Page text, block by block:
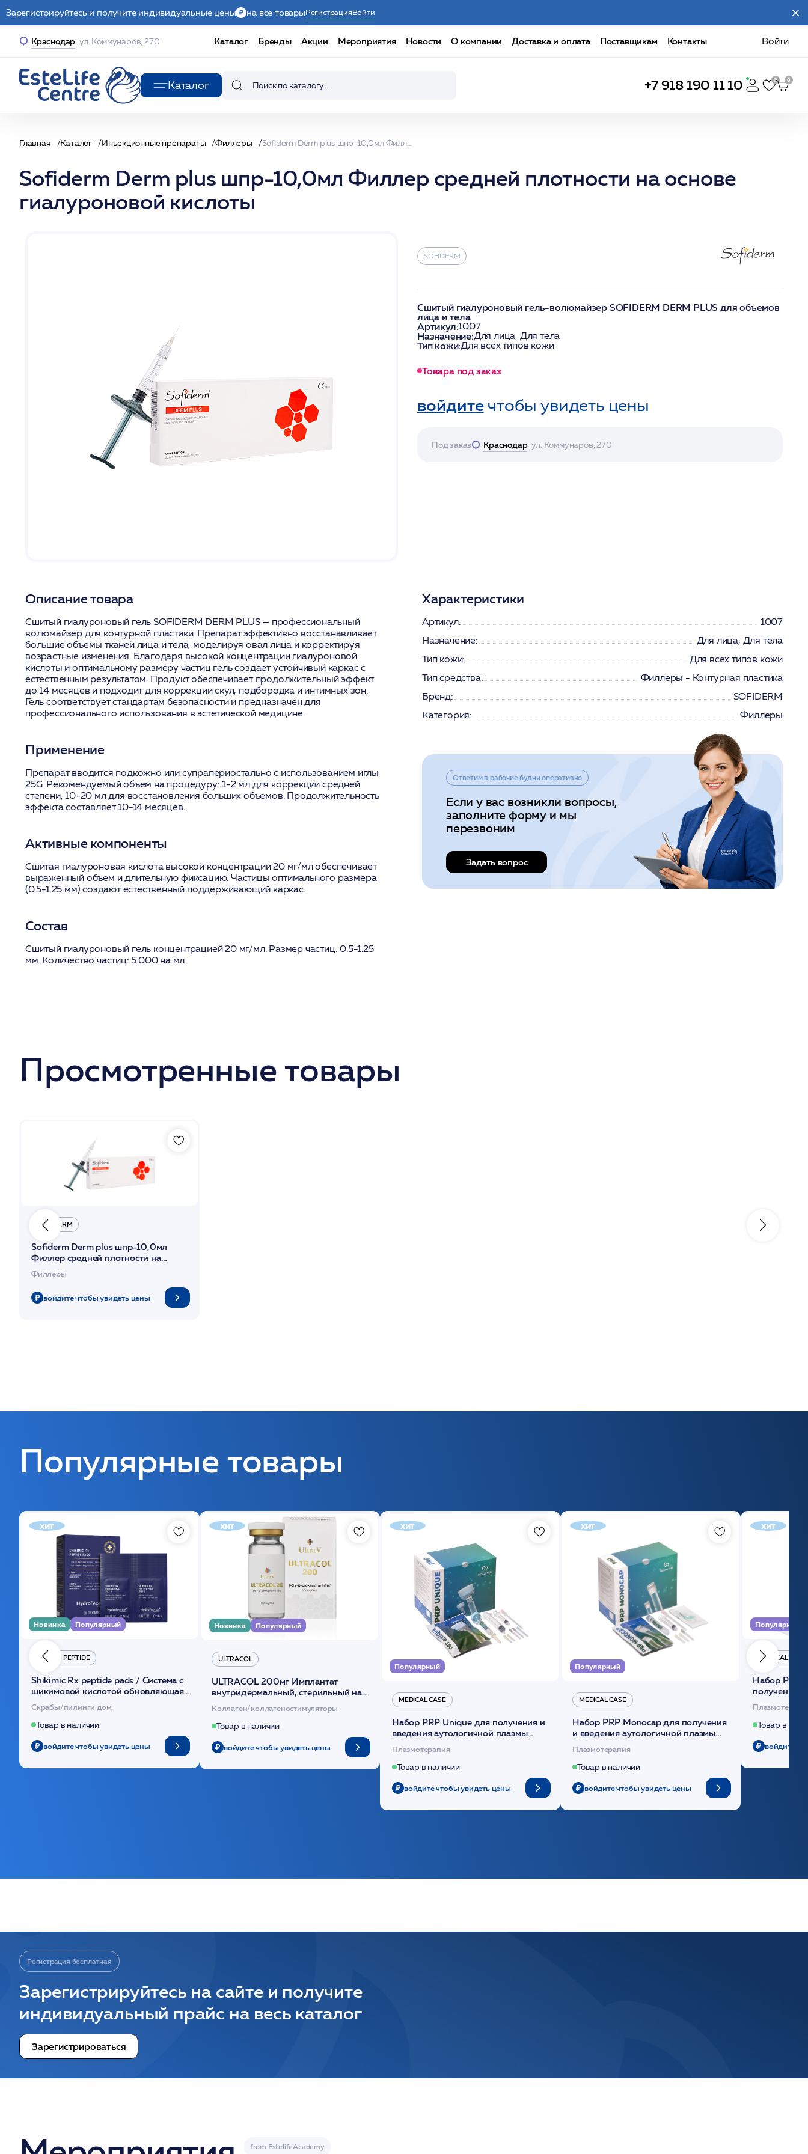
Зарегистрируйтесь и получите индивидуальные цены на все товарыРегистрацияВойти
Краснодар ул. Коммунаров, 270 Каталог Бренды Акции Мероприятия Новости О компании Доставка и оплата Поставщикам Контакты Войти
Каталог +7 918 190 11 10
Главная Каталог Инъекционные препараты Филлеры Sofiderm Derm plus шпр-10,0мл Филлер средней плотности на основе гиалуроновой кислоты
Sofiderm Derm plus шпр-10,0мл Филлер средней плотности на основе
гиалуроновой кислоты
SOFIDERM
Сшитый гиалуроновый гель-волюмайзер SOFIDERM DERM PLUS для объемов
лица и тела
Артикул:1007
Назначение:Для лица, Для тела
Тип кожи:Для всех типов кожи
Товара под заказ
войдитечтобы увидеть цены
Под заказ Краснодар ул. Коммунаров, 270
Описание товара
Сшитый гиалуроновый гель SOFIDERM DERM PLUS — профессиональный
волюмайзер для контурной пластики. Препарат эффективно восстанавливает
большие объемы тканей лица и тела, моделируя овал лица и корректируя
возрастные изменения. Благодаря высокой концентрации гиалуроновой
кислоты и оптимальному размеру частиц гель создает устойчивый каркас с
естественным результатом. Продукт обеспечивает продолжительный эффект
до 14 месяцев и подходит для коррекции скул, подбородка и интимных зон.
Гель соответствует стандартам безопасности и предназначен для
профессионального использования в эстетической медицине.
Применение
Препарат вводится подкожно или супрапериостально с использованием иглы
25G. Рекомендуемый объем на процедуру: 1-2 мл для коррекции средней
степени, 10-20 мл для восстановления больших объемов. Продолжительность
эффекта составляет 10-14 месяцев.
Активные компоненты
Сшитая гиалуроновая кислота высокой концентрации 20 мг/мл обеспечивает
выраженный объем и длительную фиксацию. Частицы оптимального размера
(0.5-1.25 мм) создают естественный поддерживающий каркас.
Состав
Сшитый гиалуроновый гель концентрацией 20 мг/мл. Размер частиц: 0.5-1.25
мм. Количество частиц: 5.000 на мл.
Характеристики
Артикул:
1007
Назначение:
Для лица, Для тела
Тип кожи:
Для всех типов кожи
Тип средства:
Филлеры - Контурная пластика
Бренд:
SOFIDERM
Категория:
Филлеры
Ответим в рабочие будни оперативно
Если у вас возникли вопросы,
заполните форму и мы
перезвоним
Задать вопрос
Просмотренные товары
SOFIDERM
Sofiderm Derm plus шпр-10,0мл
Филлер средней плотности на
основе гиалуроновой кислоты
Филлеры
войдите чтобы увидеть цены
Популярные товары
хит
Новинка Популярный
HYDRO PEPTIDE
Shikimic Rx peptide pads / Cистема с
шикимовой кислотой обновляющая
(30шт) /HP
Скрабы/пилинги дом.
Товар в наличии
войдите чтобы увидеть цены
хит
Новинка Популярный
ULTRACOL
ULTRACOL 200мг Имплантат
внутридермальный, стерильный на
основе полидиоксанона /ULTRACOL
Коллаген/коллагеностимуляторы
Товар в наличии
войдите чтобы увидеть цены
хит
Популярный
MEDICAL CASE
Набор PRP Unique для получения и
введения аутологичной плазмы
(саше 1шт)/Medical Case
Плазмотерапия
Товар в наличии
войдите чтобы увидеть цены
хит
Популярный
MEDICAL CASE
Набор PRP Monocap для получения
и введения аутологичной плазмы
(саше 1шт)/Medical Case
Плазмотерапия
Товар в наличии
войдите чтобы увидеть цены
хит
Популярный
MEDICAL CASE
Набор Plasmoactive Стандарт для
получения
плазмы
Товар в
войдите
Регистрация бесплатная
Зарегистрируйтесь на сайте и получите
индивидуальный прайс на весь каталог
Зарегистрироваться